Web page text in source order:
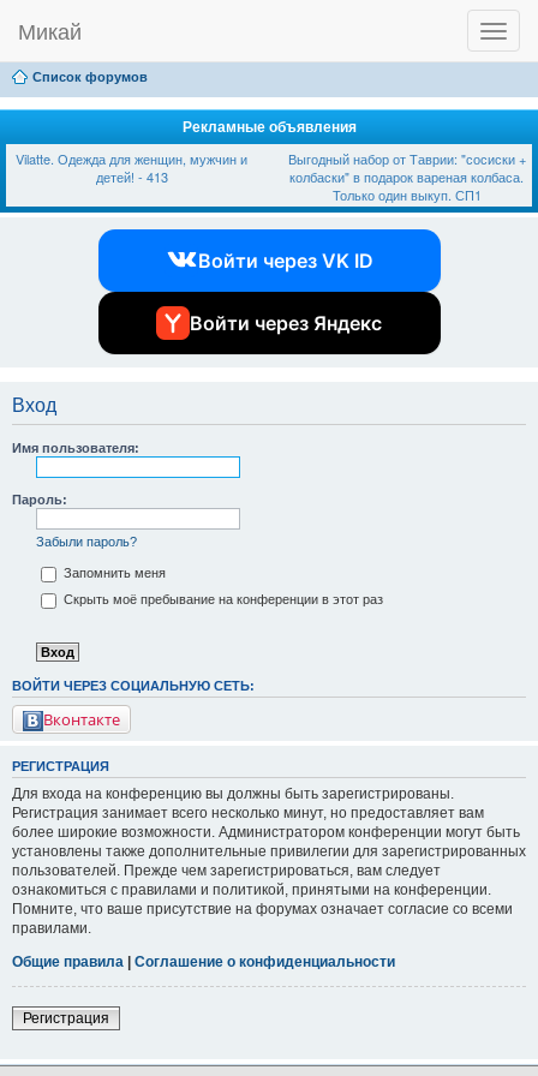
T
o
g
l
n
a
v
i
Микай
Ссылки Вход
Список форумов
Рекламные объявления
Vilatte. Одежда для женщин, мужчин и
детей! - 413
Выгодный набор от Таврии: "сосиски +
колбаски" в подарок вареная колбаса.
Только один выкуп. СП1
Войти через VK ID
Войти через Яндекс
Вход
Имя пользователя:
Пароль:
Забыли пароль?
Запомнить меня
Скрыть моё пребывание на конференции в этот раз
ВОЙТИ ЧЕРЕЗ СОЦИАЛЬНУЮ СЕТЬ:
Вконтакте
РЕГИСТРАЦИЯ
Для входа на конференцию вы должны быть зарегистрированы.
Регистрация занимает всего несколько минут, но предоставляет вам
более широкие возможности. Администратором конференции могут быть
установлены также дополнительные привилегии для зарегистрированных
пользователей. Прежде чем зарегистрироваться, вам следует
ознакомиться с правилами и политикой, принятыми на конференции.
Помните, что ваше присутствие на форумах означает согласие со всеми
правилами.
Общие правила
Соглашение о конфиденциальности
Регистрация